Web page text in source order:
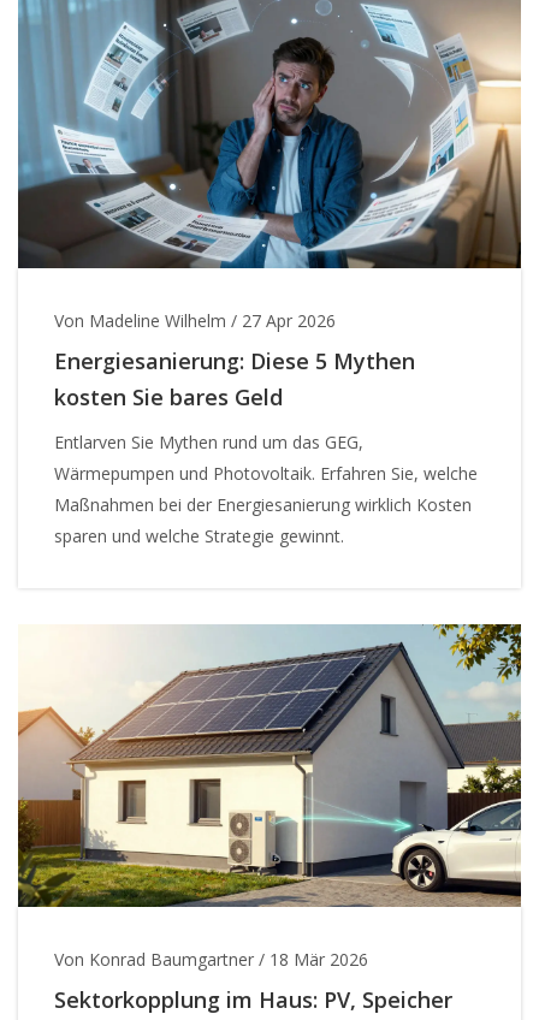
Von Madeline Wilhelm / 27 Apr 2026
Energiesanierung: Diese 5 Mythen
kosten Sie bares Geld
Entlarven Sie Mythen rund um das GEG,
Wärmepumpen und Photovoltaik. Erfahren Sie, welche
Maßnahmen bei der Energiesanierung wirklich Kosten
sparen und welche Strategie gewinnt.
Von Konrad Baumgartner / 18 Mär 2026
Sektorkopplung im Haus: PV, Speicher